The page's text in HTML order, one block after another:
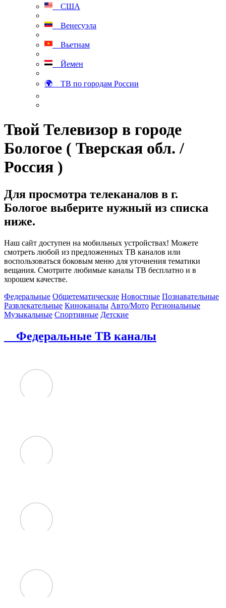
США
Венесуэла
Вьетнам
Йемен
🌍 ТВ по городам России
Твой Телевизор в городе
Бологое ( Тверская обл. /
Россия )
Для просмотра телеканалов в г.
Бологое выберите нужный из списка
ниже.
Наш сайт доступен на мобильных устройствах! Можете
смотреть любой из предложенных ТВ каналов или
воспользоваться боковым меню для уточнения тематики
вещания. Смотрите любимые каналы ТВ бесплатно и в
хорошем качестве.
Федеральные Общетематические Новостные Познавательные
Развлекательные Киноканалы Авто/Мото Региональные
Музыкальные Спортивные Детские
Федеральные ТВ каналы